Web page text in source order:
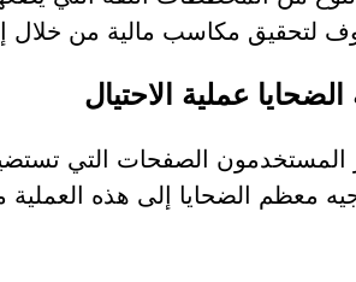
لتحقيق مكاسب مالية من خلال
عملية الاحتيال
المستخدمون الصفحات التي
معظم الضحايا إلى هذه